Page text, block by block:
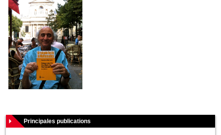
Principales publications